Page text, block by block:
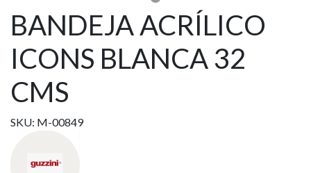
BANDEJA ACRÍLICO
ICONS BLANCA 32
CMS
SKU: M-00849